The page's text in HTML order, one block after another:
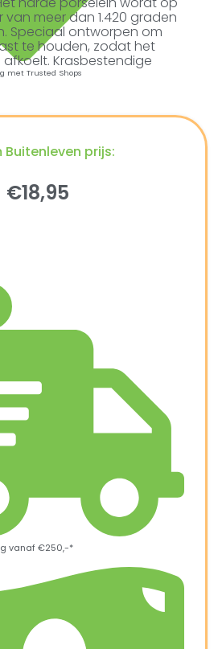
met Trusted Shops
meer dan 1.420 graden
Speciaal ontworpen om
te houden, zodat het
Krasbestendige
Buitenleven prijs:
€18,95
vanaf €250,-*